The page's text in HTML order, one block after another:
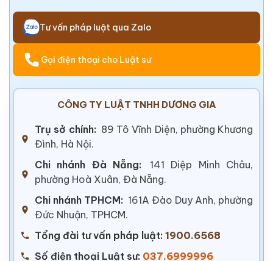
Tư vấn pháp luật qua Zalo
Gọi điện thoại cho Luật sư
CÔNG TY LUẬT TNHH DƯƠNG GIA
Trụ sở chính: 89 Tô Vĩnh Diện, phường Khương
Đình, Hà Nội.
Chi nhánh Đà Nẵng:
141 Diệp Minh Châu,
phường Hoà Xuân, Đà Nẵng.
Chi nhánh TPHCM: 161A Đào Duy Anh, phường
Đức Nhuận, TPHCM.
Tổng đài tư vấn pháp luật: 1900.6568
Số điện thoại Luật sư: 037.6999996